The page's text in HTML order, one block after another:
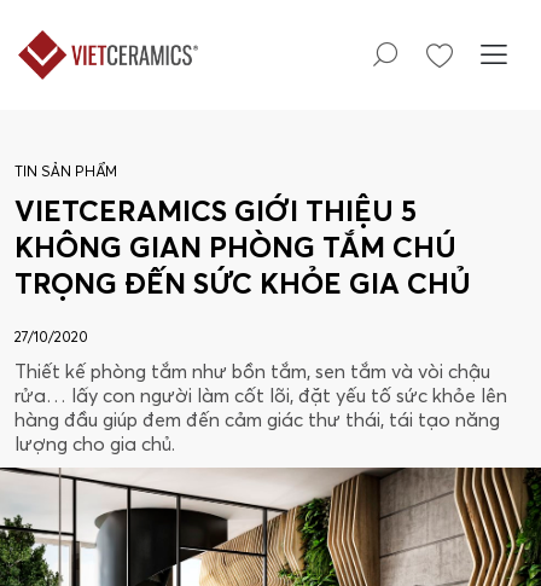
TIN SẢN PHẨM
VIETCERAMICS GIỚI THIỆU 5
KHÔNG GIAN PHÒNG TẮM CHÚ
TRỌNG ĐẾN SỨC KHỎE GIA CHỦ
27/10/2020
Thiết kế phòng tắm như bồn tắm, sen tắm và vòi chậu
rửa… lấy con người làm cốt lõi, đặt yếu tố sức khỏe lên
hàng đầu giúp đem đến cảm giác thư thái, tái tạo năng
lượng cho gia chủ.